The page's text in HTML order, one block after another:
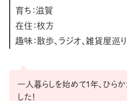
育ち：滋賀
在住：枚方
趣味：散歩、ラジオ、雑貨屋巡り
一人暮らしを始めて１年、ひら
した！